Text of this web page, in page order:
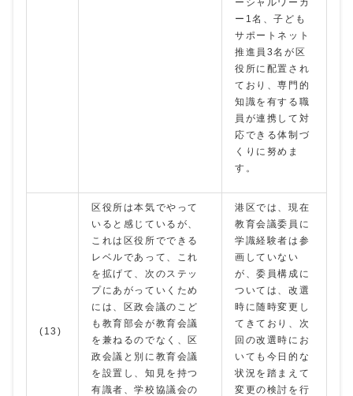
ーシャルワーカ
ー1名、子ども
サポートネット
推進員3名が区
役所に配置され
ており、専門的
知識を有する職
員が連携して対
応できる体制づ
くりに努めま
す。
(13)
区役所は本気でやって
いると感じているが、
これは区役所でできる
レベルであって、これ
を拡げて、次のステッ
プにあがっていくため
には、区政会議のこど
も教育部会が教育会議
を兼ねるのでなく、区
政会議と別に教育会議
を設置し、知見を持つ
有識者、学校協議会の
港区では、現在
教育会議委員に
学識経験者は参
画していない
が、委員構成に
ついては、改選
時に随時変更し
てきており、次
回の改選時にお
いても今日的な
状況を踏まえて
変更の検討を行